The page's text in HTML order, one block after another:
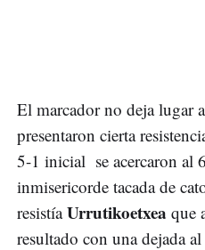
El marcador no deja lugar
presentaron cierta
5-1 inicial se acercaron al
inmisericorde tacada de
resistíaUrrutikoetxea que
resultado con una dejada